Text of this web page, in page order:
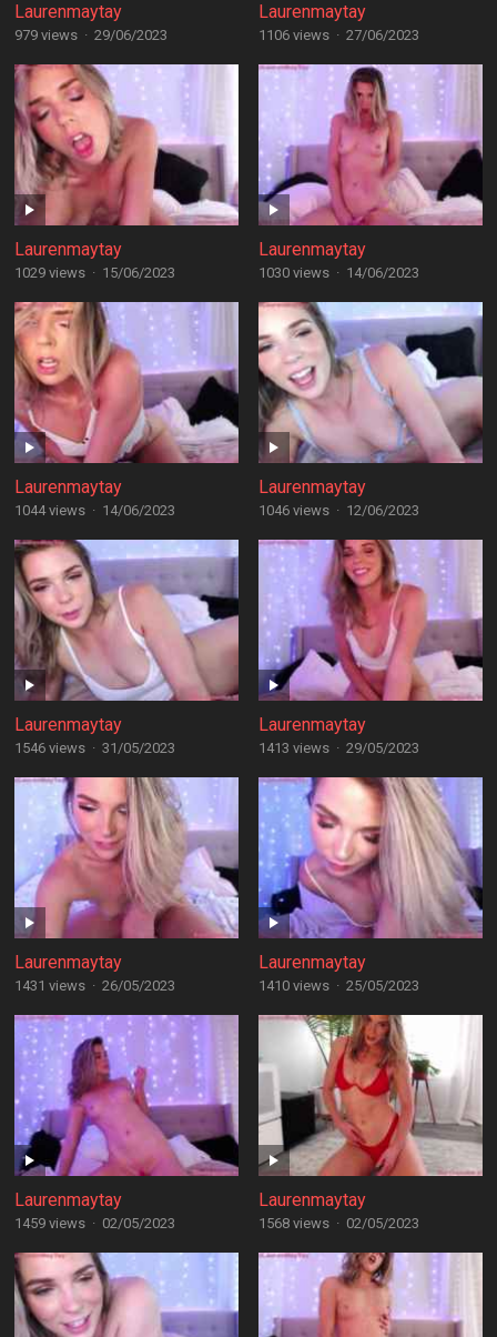
Laurenmaytay
979 views · 29/06/2023
Laurenmaytay
1106 views · 27/06/2023
Laurenmaytay
1029 views · 15/06/2023
Laurenmaytay
1030 views · 14/06/2023
Laurenmaytay
1044 views · 14/06/2023
Laurenmaytay
1046 views · 12/06/2023
Laurenmaytay
1546 views · 31/05/2023
Laurenmaytay
1413 views · 29/05/2023
Laurenmaytay
1431 views · 26/05/2023
Laurenmaytay
1410 views · 25/05/2023
Laurenmaytay
1459 views · 02/05/2023
Laurenmaytay
1568 views · 02/05/2023